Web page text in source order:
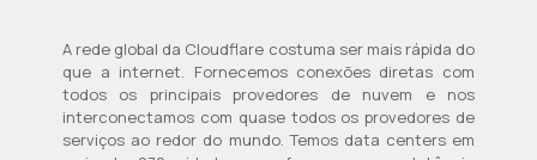
A rede global da Cloudflare costuma ser mais rápida do
que a internet. Fornecemos conexões diretas com
todos os principais provedores de nuvem e nos
interconectamos com quase todos os provedores de
serviços ao redor do mundo. Temos data centers em